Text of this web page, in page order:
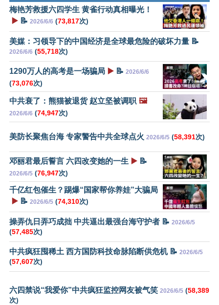
梅艳芳救援六四学生 黄雀行动真相曝光！
▶️ 📝 2026/6/6 (73,817次)
美媒：习领导下的中国经济是全球最危险的破坏力量 📝
2026/6/6 (55,718次)
1290万人的高考是一场骗局 ▶️ 📝 2026/6/6
(73,076次)
中共衰了：熊猫被退货 赵立坚被调职 🖼️
2026/6/6 (74,947次)
美防长聚焦台海 专家警告中共全球点火 2026/6/5 (58,391次)
邓丽君最后誓言 六四改变她的一生 ▶️ 📝
2026/6/5 (76,947次)
千亿红包催生？踢爆“国家帮你养娃”大骗局
▶️ 📝 2026/6/5 (74,310次)
操弄仇日弄巧成拙 中共逼出最强台海守护者 📝 2026/6/5
(57,485次)
中共疯狂囤稀土 西方国防科技命脉陷断供危机 📝 2026/6/5
(57,607次)
六四禁说“我爱你”中共疯狂监控网友被气笑 2026/6/5 (58,389
次)